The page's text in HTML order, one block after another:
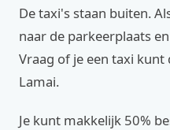
De taxi's staan buiten.
naar de parkeerplaats
Vraag of je een taxi
Lamai.
Je kunt makkelijk 50%